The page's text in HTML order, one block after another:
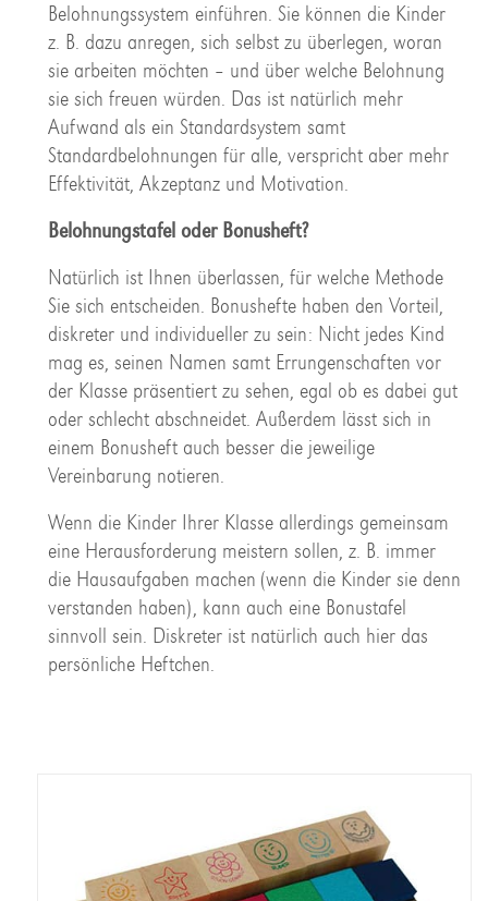
Belohnungssystem einführen. Sie können die Kinder
z. B. dazu anregen, sich selbst zu überlegen, woran
sie arbeiten möchten – und über welche Belohnung
sie sich freuen würden. Das ist natürlich mehr
Aufwand als ein Standardsystem samt
Standardbelohnungen für alle, verspricht aber mehr
Effektivität, Akzeptanz und Motivation.
Belohnungstafel oder Bonusheft?
Natürlich ist Ihnen überlassen, für welche Methode
Sie sich entscheiden. Bonushefte haben den Vorteil,
diskreter und individueller zu sein: Nicht jedes Kind
mag es, seinen Namen samt Errungenschaften vor
der Klasse präsentiert zu sehen, egal ob es dabei gut
oder schlecht abschneidet. Außerdem lässt sich in
einem Bonusheft auch besser die jeweilige
Vereinbarung notieren.
Wenn die Kinder Ihrer Klasse allerdings gemeinsam
eine Herausforderung meistern sollen, z. B. immer
die Hausaufgaben machen (wenn die Kinder sie denn
verstanden haben), kann auch eine Bonustafel
sinnvoll sein. Diskreter ist natürlich auch hier das
persönliche Heftchen.